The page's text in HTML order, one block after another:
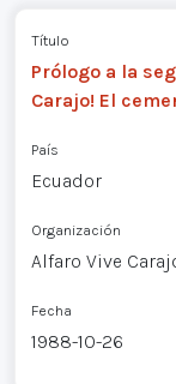
Título
Prólogo a la
Carajo! El
País
Ecuador
Organización
Alfaro Vive
Fecha
1988-10-26